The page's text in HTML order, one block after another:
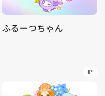
ふるーつちゃん
IP